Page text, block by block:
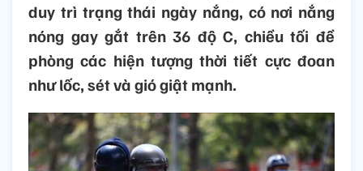
duy trì trạng thái ngày nắng, có nơi nắng
nóng gay gắt trên 36 độ C, chiều tối đề
phòng các hiện tượng thời tiết cực đoan
như lốc, sét và gió giật mạnh.